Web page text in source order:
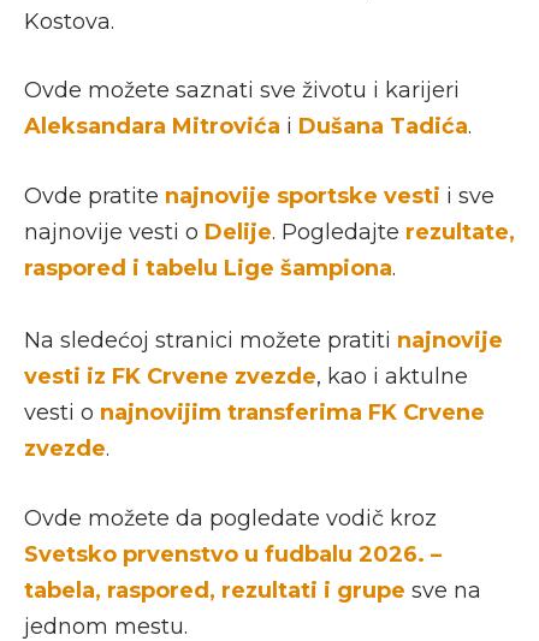
Kostova.
Ovde možete saznati sve životu i karijeri
Aleksandara Mitrovića i Dušana Tadića.
Ovde pratite najnovije sportske vesti i sve
najnovije vesti o Delije. Pogledajte rezultate,
raspored i tabelu Lige šampiona.
Na sledećoj stranici možete pratiti najnovije
vesti iz FK Crvene zvezde, kao i aktulne
vesti o najnovijim transferima FK Crvene
zvezde.
Ovde možete da pogledate vodič kroz
Svetsko prvenstvo u fudbalu 2026. –
tabela, raspored, rezultati i grupe sve na
jednom mestu.